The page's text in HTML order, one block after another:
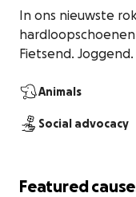
In ons nieuwste
Fietsend.
Animals
Social advocacy
Featured